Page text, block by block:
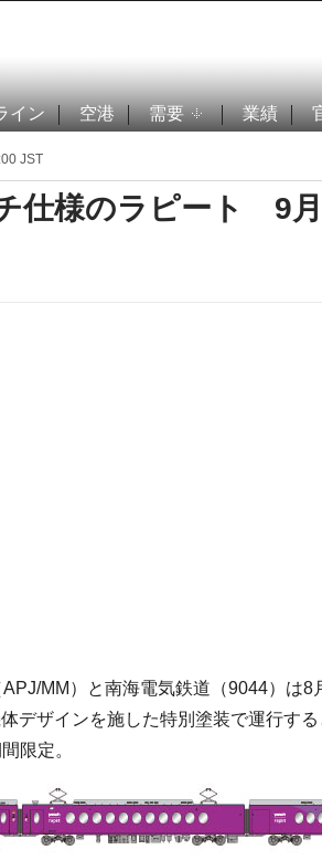
イン 空港 需要 業績
JST
仕様のラピート 9
MM）と南海電気鉄道（9044）は8
デザインを施した特別塗装で運行する
限定。